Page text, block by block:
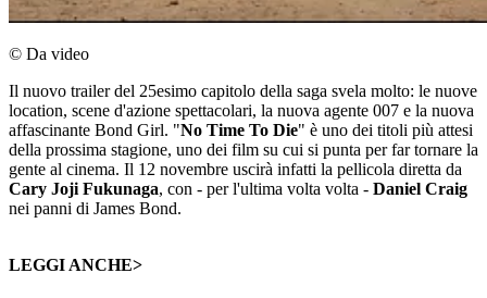
© Da video
Il nuovo trailer del 25esimo capitolo della saga svela molto: le nuove
location, scene d'azione spettacolari, la nuova agente 007 e la nuova
affascinante Bond Girl. "No Time To Die" è uno dei titoli più attesi
della prossima stagione, uno dei film su cui si punta per far tornare la
gente al cinema. Il 12 novembre uscirà infatti la pellicola diretta da
Cary Joji Fukunaga, con - per l'ultima volta volta - Daniel Craig
nei panni di James Bond.
LEGGI ANCHE>